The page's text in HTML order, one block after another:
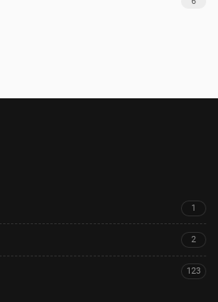
1
2
123